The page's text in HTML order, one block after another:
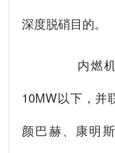
深度脱硝目的。
内燃机
10MW以下，并
颜巴赫、康明